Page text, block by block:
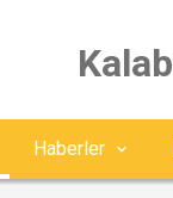
Haberler